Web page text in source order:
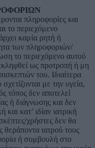
πληροφορίες και
το περιεχόμενο
καμία ρητή ή
των πληροφοριών/
το περιεχόμενο αυτού
ως προτροπή ή μη
του. Ιδιαίτερα
με την υγεία,
τόπος δεν αποτελεί
ή διάγνωσης και δεν
κατ’ ιδίαν ιατρική
χρήστες δεν θα
θεράποντα ιατρού τους
ή συμβουλή στο